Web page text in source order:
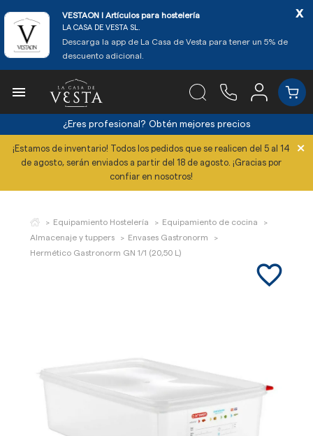
VESTAON l Artículos para hostelería
LA CASA DE VESTA SL.
Descarga la app de La Casa de Vesta para tener un 5% de
descuento adicional.
x

¿Eres profesional? Obtén mejores precios
¡Estamos de inventario! Todos los pedidos que se realicen del 5 al 14
de agosto, serán enviados a partir del 18 de agosto. ¡Gracias por
confiar en nosotros!
×
Equipamiento Hostelería
Equipamiento de cocina
Almacenaje y tuppers
Envases Gastronorm
Hermético Gastronorm GN 1/1 (20,50 L)
favorite_border